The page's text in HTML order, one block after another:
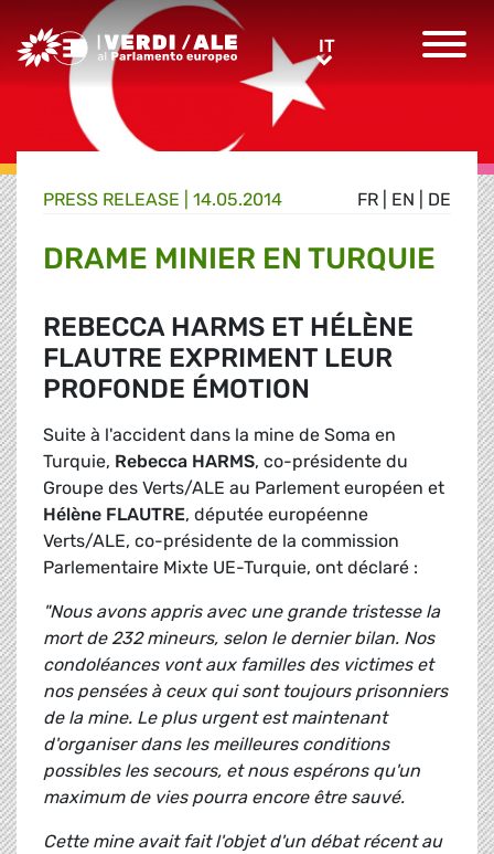
Greens/EFA Home ITIT
FR EN DE
PRESS RELEASE | 14.05.2014
DRAME MINIER EN TURQUIE
REBECCA HARMS ET HÉLÈNE
FLAUTRE EXPRIMENT LEUR
PROFONDE ÉMOTION
Suite à l'accident dans la mine de Soma en
Turquie, Rebecca HARMS, co-présidente du
Groupe des Verts/ALE au Parlement européen et
Hélène FLAUTRE, députée européenne
Verts/ALE, co-présidente de la commission
Parlementaire Mixte UE-Turquie, ont déclaré :
"Nous avons appris avec une grande tristesse la
mort de 232 mineurs, selon le dernier bilan. Nos
condoléances vont aux familles des victimes et
nos pensées à ceux qui sont toujours prisonniers
de la mine. Le plus urgent est maintenant
d'organiser dans les meilleures conditions
possibles les secours, et nous espérons qu'un
maximum de vies pourra encore être sauvé.
Cette mine avait fait l'objet d'un débat récent au